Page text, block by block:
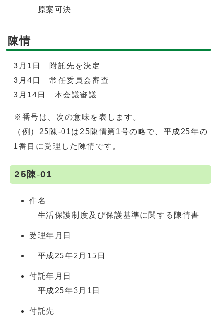
原案可決
陳情
3月1日 附託先を決定
3月4日 常任委員会審査
3月14日 本会議審議
※番号は、次の意味を表します。
（例）25陳-01は25陳情第1号の略で、平成25年の
1番目に受理した陳情です。
25陳-01
件名
生活保護制度及び保護基準に関する陳情書
受理年月日
平成25年2月15日
付託年月日
平成25年3月1日
付託先